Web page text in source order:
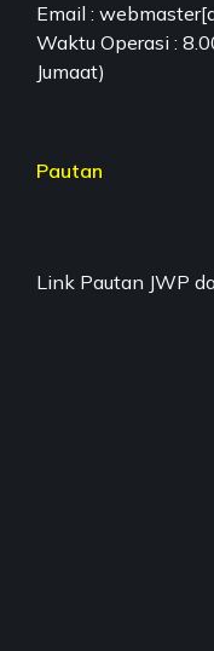
Email :
Waktu Operasi :
Jumaat)
Pautan
Link Pautan JWP